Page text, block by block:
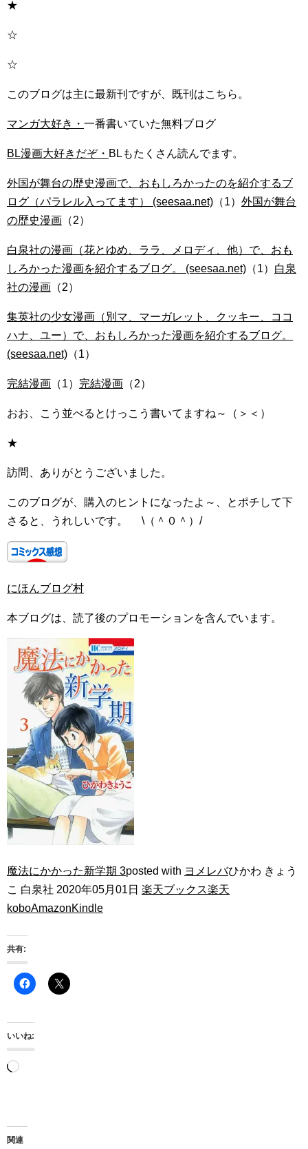
★
☆
☆
このブログは主に最新刊ですが、既刊はこちら。
マンガ大好き・ 一番書いていた無料ブログ
BL漫画大好きだぞ・ BLもたくさん読んでます。
外国が舞台の歴史漫画で、おもしろかったのを紹介するブ
ログ（パラレル入ってます） (seesaa.net) （1） 外国が舞台
の歴史漫画 （2）
白泉社の漫画（花とゆめ、ララ、メロディ、他）で、おも
しろかった漫画を紹介するブログ。 (seesaa.net) （1） 白泉
社の漫画 （2）
集英社の少女漫画（別マ、マーガレット、クッキー、ココ
ハナ、ユー）で、おもしろかった漫画を紹介するブログ。
(seesaa.net) （1）
完結漫画 （1） 完結漫画 （2）
おお、こう並べるとけっこう書いてますね～（＞＜）
★
訪問、ありがとうございました。
このブログが、購入のヒントになったよ～、とポチして下
さると、うれしいです。 \（＾０＾）/
にほんブログ村
本ブログは、読了後のプロモーションを含んでいます。
魔法にかかった新学期 3posted with ヨメレバひかわ きょう
こ 白泉社 2020年05月01日 楽天ブックス楽天
koboAmazonKindle
共有:
いいね:
読
み
中…
関連